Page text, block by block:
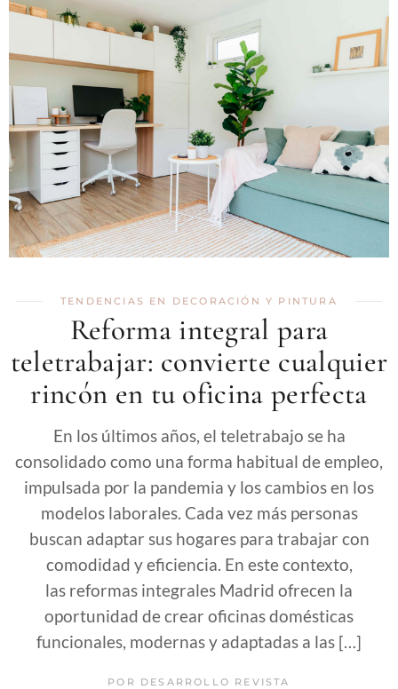
TENDENCIAS EN DECORACIÓN Y PINTURA
Reforma integral para
teletrabajar: convierte cualquier
rincón en tu oficina perfecta
En los últimos años, el teletrabajo se ha
consolidado como una forma habitual de empleo,
impulsada por la pandemia y los cambios en los
modelos laborales. Cada vez más personas
buscan adaptar sus hogares para trabajar con
comodidad y eficiencia. En este contexto,
las reformas integrales Madrid ofrecen la
oportunidad de crear oficinas domésticas
funcionales, modernas y adaptadas a las […]
POR DESARROLLO REVISTA